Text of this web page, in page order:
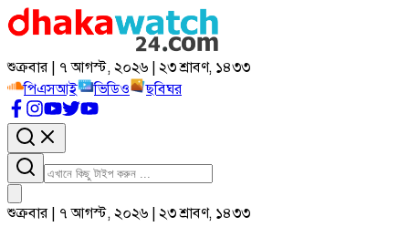
শুক্রবার | ৭ আগস্ট, ২০২৬ | ২৩ শ্রাবণ, ১৪৩৩
পিএসআই
ভিডিও ছবিঘর
শুক্রবার | ৭ আগস্ট, ২০২৬ | ২৩ শ্রাবণ, ১৪৩৩